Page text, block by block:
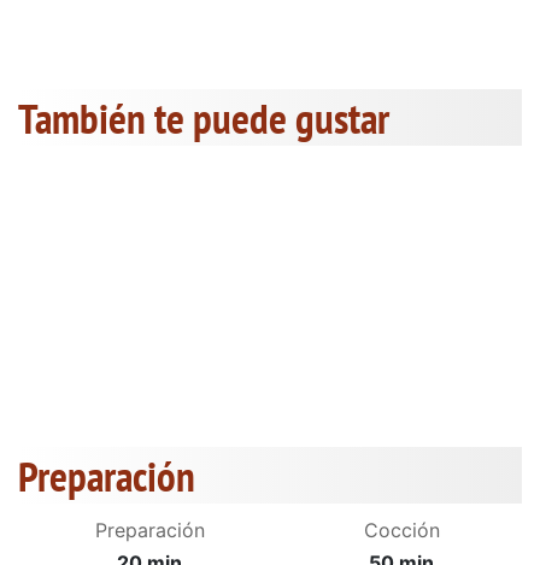
También te puede gustar
Preparación
Preparación
Cocción